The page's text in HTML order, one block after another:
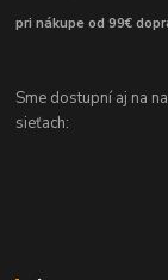
pri nákupe od 99€
Sme dostupní aj na
sieťach: